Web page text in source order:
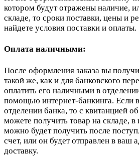
котором будут отражены наличие,
складе, то сроки поставки, цены и
найдете условия поставки и оплаты.
Оплата наличными:
После оформления заказа вы
такой же, как и для банковского
оплатить его наличными в
помощью интернет-банкинга. Если
отделении банка, то с квитанцией
можете получить товар на складе, в
можно будет получить после
счет, или он будет отправлен в ваш
доставку.